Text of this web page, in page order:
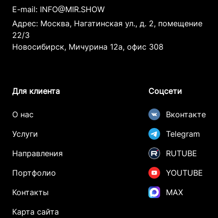
Защитные экраны и барьеры в местах
возможного отражения лучей
Защита техники и смартфонов:
дополнительно следят за тем, чтобы гости
не направляли камеры прямо на источник
лазера. При необходимости мы заранее
информируем о безопасных зонах для
Если вы переживаете за безопасность
своих гостей или техники — будьте
уверены: наше лазерное шоу не только
впечатляюще, но и абсолютно безопасно
при правильной организации, которую мы
E-mail: INFO@MIR.SHOW
Адрес: Москва, Нагатинская ул., д. 2, помещение
22/3
Новосибирск, Мичурина 12а, офис 308
Для клиента
О нас
Услуги
Направления
Портфолио
Контакты
Карта сайта
Соцсети
Вконтакте
Telegram
RUTUBE
YOUTUBE
MAX